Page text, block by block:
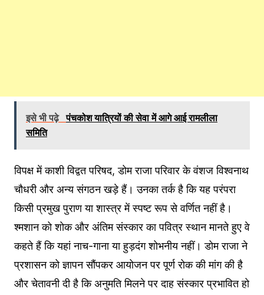
इसे भी पढ़े पंचकोश यात्रियों की सेवा में आगे आई रामलीला
समिति
विपक्ष में काशी विद्वत परिषद, डोम राजा परिवार के वंशज विश्वनाथ
चौधरी और अन्य संगठन खड़े हैं। उनका तर्क है कि यह परंपरा
किसी प्रमुख पुराण या शास्त्र में स्पष्ट रूप से वर्णित नहीं है।
श्मशान को शोक और अंतिम संस्कार का पवित्र स्थान मानते हुए वे
कहते हैं कि यहां नाच-गाना या हुड़दंग शोभनीय नहीं। डोम राजा ने
प्रशासन को ज्ञापन सौंपकर आयोजन पर पूर्ण रोक की मांग की है
और चेतावनी दी है कि अनुमति मिलने पर दाह संस्कार प्रभावित हो